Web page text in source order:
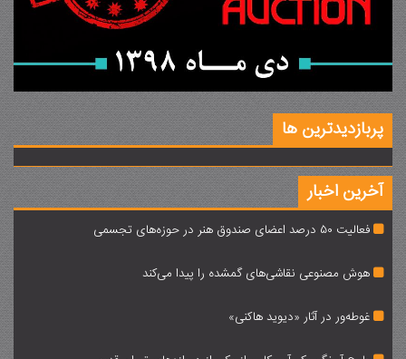
پربازدیدترین ها
آخرین اخبار
فعالیت 50 درصد اعضای صندوق هنر در حوزه‌های تجسمی
هوش مصنوعی نقاشی‌های گمشده را پیدا می‌کند
غوطه‌ور در آثار «دیوید هاکنی»‌